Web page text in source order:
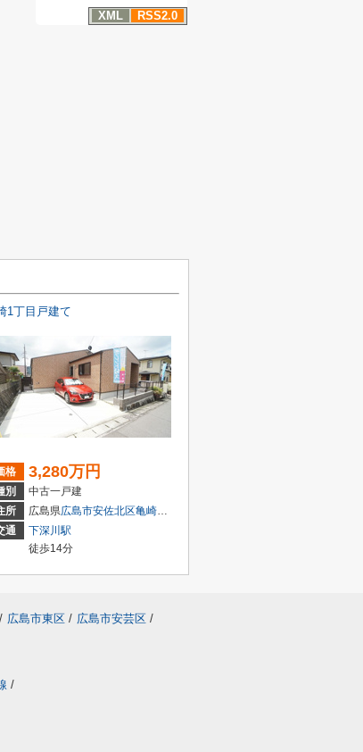
XML
RSS2.0
1丁目戸建て
格 3,280万円
別
中古一戸建
所
広島県広島市安佐北区亀崎１丁目8
通
下深川駅
徒歩14分
/ 広島市東区 / 広島市安芸区 /
/